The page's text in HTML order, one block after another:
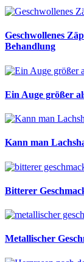
Geschwollenes
Behandlung
Ein Auge größer
Kann man
Bitterer
Metallischer